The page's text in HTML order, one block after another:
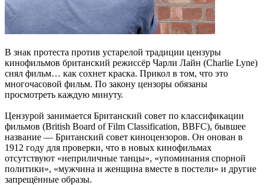
В знак протеста против устарелой традиции цензуры
кинофильмов британский режиссёр Чарли Лайн (Charlie Lyne)
снял фильм… как сохнет краска. Прикол в том, что это
многочасовой фильм. По закону цензоры обязаны
просмотреть каждую минуту.
Цензурой занимается Британский совет по классификации
фильмов (British Board of Film Classification, BBFC), бывшее
название — Британский совет киноцензоров. Он онован в
1912 году для проверки, что в новых кинофильмах
отсутствуют «неприличные танцы», «упоминания спорной
политики», «мужчина и женщина вместе в постели» и другие
запрещённые образы.